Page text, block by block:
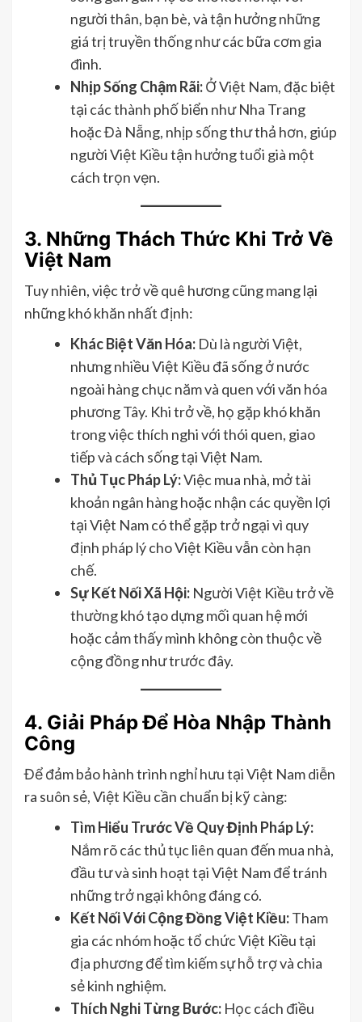
người thân, bạn bè, và tận hưởng những
giá trị truyền thống như các bữa cơm gia
đình.
Nhịp Sống Chậm Rãi:Ở Việt Nam, đặc biệt
tại các thành phố biển như Nha Trang
hoặc Đà Nẵng, nhịp sống thư thả hơn, giúp
người Việt Kiều tận hưởng tuổi già một
cách trọn vẹn.
3. Những Thách Thức Khi Trở Về
Việt Nam
Tuy nhiên, việc trở về quê hương cũng mang lại
những khó khăn nhất định:
Khác Biệt Văn Hóa: Dù là người Việt,
nhưng nhiều Việt Kiều đã sống ở nước
ngoài hàng chục năm và quen với văn hóa
phương Tây. Khi trở về, họ gặp khó khăn
trong việc thích nghi với thói quen, giao
tiếp và cách sống tại Việt Nam.
Thủ Tục Pháp Lý:Việc mua nhà, mở tài
khoản ngân hàng hoặc nhận các quyền lợi
tại Việt Nam có thể gặp trở ngại vì quy
định pháp lý cho Việt Kiều vẫn còn hạn
chế.
Sự Kết Nối Xã Hội: Người Việt Kiều trở về
thường khó tạo dựng mối quan hệ mới
hoặc cảm thấy mình không còn thuộc về
cộng đồng như trước đây.
4. Giải Pháp Để Hòa Nhập Thành
Công
Để đảm bảo hành trình nghỉ hưu tại Việt Nam diễn
ra suôn sẻ, Việt Kiều cần chuẩn bị kỹ càng:
Tìm Hiểu Trước Về Quy Định Pháp Lý:
Nắm rõ các thủ tục liên quan đến mua nhà,
đầu tư và sinh hoạt tại Việt Nam để tránh
những trở ngại không đáng có.
Kết Nối Với Cộng Đồng Việt Kiều:Tham
gia các nhóm hoặc tổ chức Việt Kiều tại
địa phương để tìm kiếm sự hỗ trợ và chia
sẻ kinh nghiệm.
Thích Nghi Từng Bước: Học cách điều